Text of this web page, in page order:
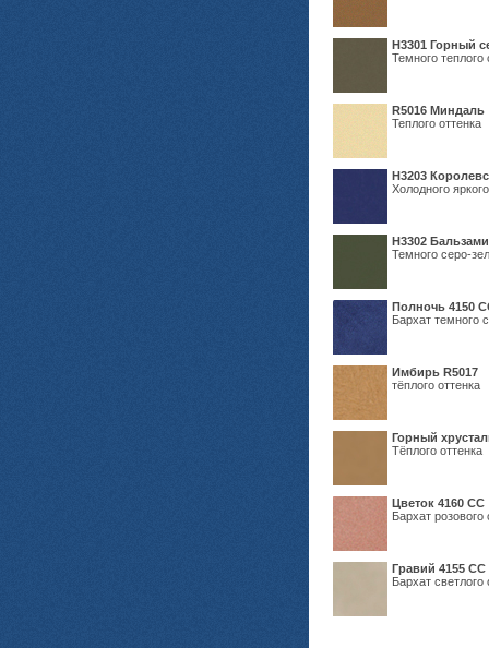
Н3301 Горный
Темного теплого
R5016 Миндаль
Теплого оттенка
Н3203
Холодного
Н3302
Темного серо-
Полночь 4150
Бархат темного
Имбирь R5017
тёплого оттенка
Горный
Тёплого оттенка
Цветок 4160 СС
Бархат розового
Гравий 4155 СС
Бархат светлого